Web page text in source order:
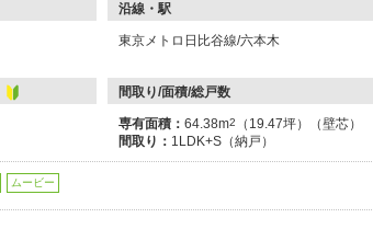
沿線・駅
東京メトロ日比谷線/六本木
間取り/面積/総戸数
専有面積： 64.38m2
（19.47坪）（壁芯）
間取り： 1LDK+S（納戸）
ムービー